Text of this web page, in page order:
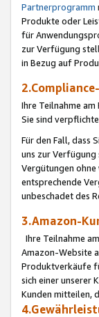
Partnerprogramm
Produkte oder
für
zur Verfügung
in Bezug auf
Ihre Teilnahme
Sie sind
Für den Fall, dass
uns zur Verfügung
Vergütungen
entsprechende
unbeschadet des
3.Amazon-
Ihre Teilnahme
Amazon-Website
Produktverkäufe
sich einer unserer
Kunden mitteilen,